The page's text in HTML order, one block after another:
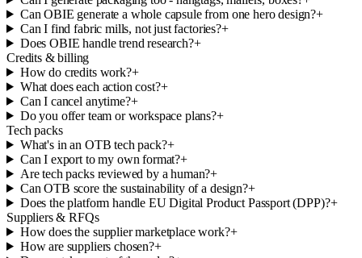
Can OBIE generate a whole capsule from one hero design?+
Can I find fabric mills, not just factories?+
Does OBIE handle trend research?+
Credits & billing
How do credits work?+
What does each action cost?+
Can I cancel anytime?+
Do you offer team or workspace plans?+
Tech packs
What's in an OTB tech pack?+
Can I export to my own format?+
Are tech packs reviewed by a human?+
Can OTB score the sustainability of a design?+
Does the platform handle EU Digital Product Passport (DPP)?+
Suppliers & RFQs
How does the supplier marketplace work?+
How are suppliers chosen?+